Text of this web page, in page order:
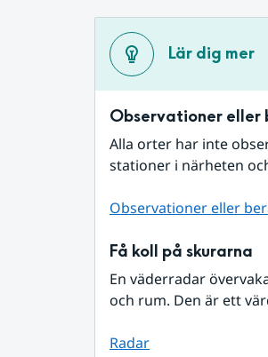
Lär dig mer
Observationer eller
Alla orter har inte
stationer i närheten
Observationer eller
Få koll på skurarna
En väderradar
och rum. Den är ett
Radar